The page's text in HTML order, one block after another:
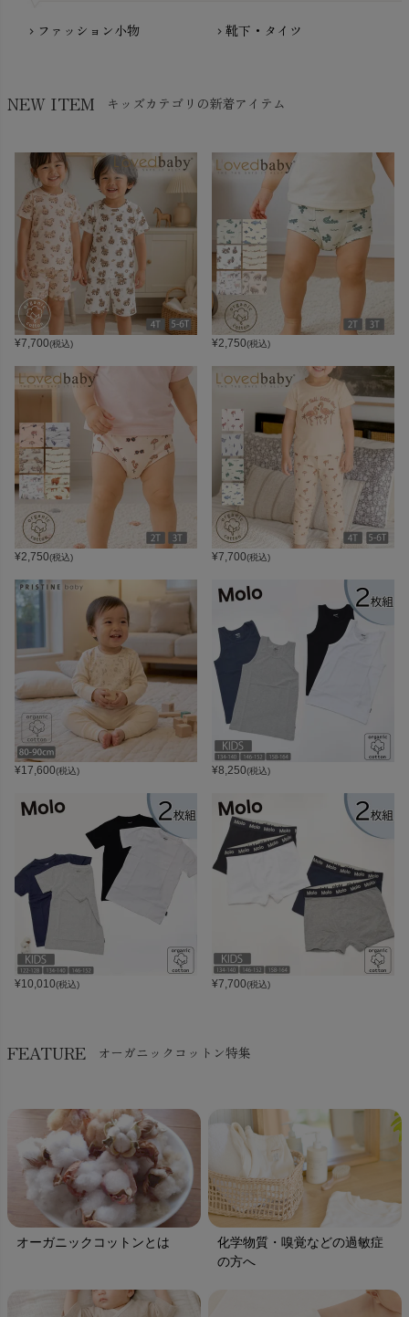
chevron_right ファッション小物 chevron_right 靴下・タイツ
NEW ITEM キッズカテゴリの新着アイテム
¥7,700(税込) ¥2,750(税込)
¥2,750(税込) ¥7,700(税込)
¥17,600(税込) ¥8,250(税込)
¥10,010(税込) ¥7,700(税込)
FEATURE オーガニックコットン特集
オーガニックコットンとは
化学物質・嗅覚などの過敏症
の方へ